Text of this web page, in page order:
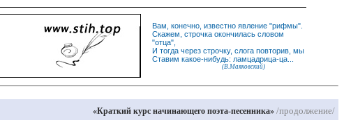
Вам, конечно, известно явление "рифмы".
Скажем, строчка окончилась словом
"отца",
И тогда через строчку, слога повторив, мы
Ставим какое-нибудь: ламцадрица-ца...
(В.Маяковский)
«Краткий курс начинающего поэта-песенника» /продолжение/